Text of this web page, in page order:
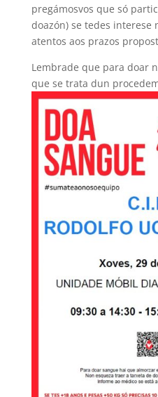
pregámosvos que só
doazón) se tedes interese
atentos aos prazos
Lembrade que para doar
que se trata dun